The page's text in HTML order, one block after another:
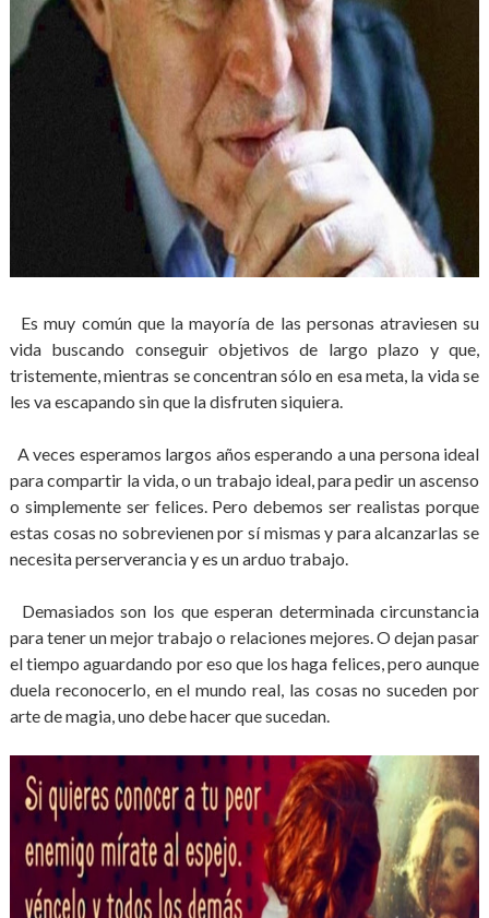
Es muy común que la mayoría de las personas atraviesen su
vida buscando conseguir objetivos de largo plazo y que,
tristemente, mientras se concentran sólo en esa meta, la vida se
les va escapando sin que la disfruten siquiera.
A veces esperamos largos años esperando a una persona ideal
para compartir la vida, o un trabajo ideal, para pedir un ascenso
o simplemente ser felices. Pero debemos ser realistas porque
estas cosas no sobrevienen por sí mismas y para alcanzarlas se
necesita perserverancia y es un arduo trabajo.
Demasiados son los que esperan determinada circunstancia
para tener un mejor trabajo o relaciones mejores. O dejan pasar
el tiempo aguardando por eso que los haga felices, pero aunque
duela reconocerlo, en el mundo real, las cosas no suceden por
arte de magia, uno debe hacer que sucedan.